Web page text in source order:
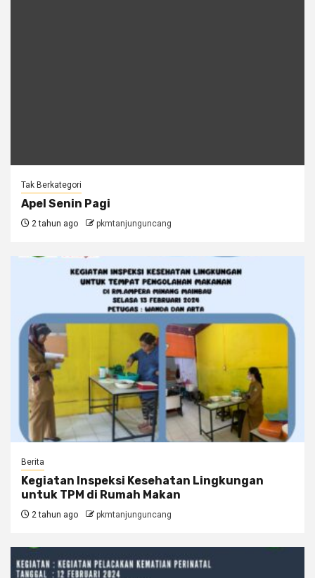
Tak Berkategori
Apel Senin Pagi
2 tahun ago pkmtanjunguncang
Berita
Kegiatan Inspeksi Kesehatan Lingkungan
untuk TPM di Rumah Makan
2 tahun ago pkmtanjunguncang